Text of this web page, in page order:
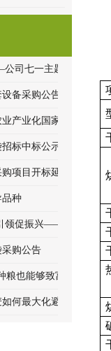
司七一主题党
备采购公告
产业化国家重
标中标公示
项目开标延期
品种
领促振兴——七
联合开展插秧助
采购公告
也能够致富”
何最大化避免